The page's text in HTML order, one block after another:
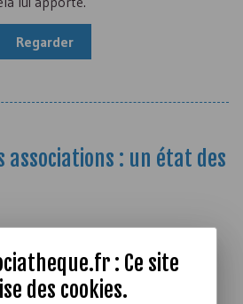
Regarder
associations : un état des
dépendantes de sources de
subissent de plus en plus d’aléas
contexte incertain où en sont les
: Ce site
des cookies.